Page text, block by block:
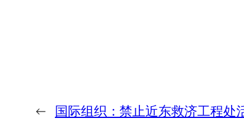
← 国际组织：禁止近东救济工程处